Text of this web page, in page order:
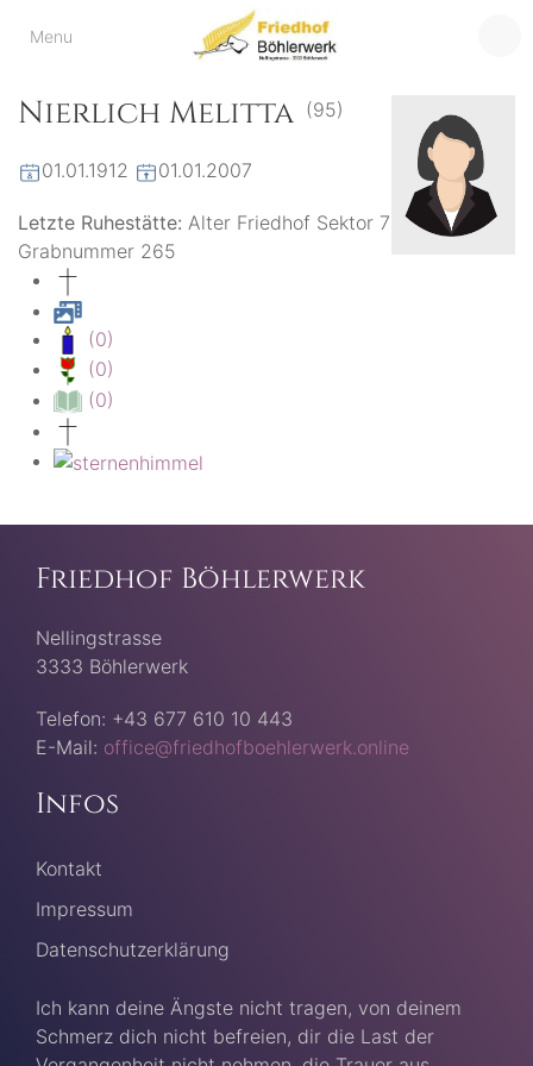
Menu
Friedhof
der virtuelle Friedhof
Nierlich Melitta (95)
01.01.1912 01.01.2007
Letzte Ruhestätte: Alter Friedhof Sektor 7
Grabnummer 265
(0)
(0)
(0)
Friedhof Böhlerwerk
Nellingstrasse
3333 Böhlerwerk
Telefon: +43 677 610 10 443
E-Mail: office@friedhofboehlerwerk.online
Infos
Kontakt
Impressum
Datenschutzerklärung
Ich kann deine Ängste nicht tragen, von deinem
Schmerz dich nicht befreien, dir die Last der